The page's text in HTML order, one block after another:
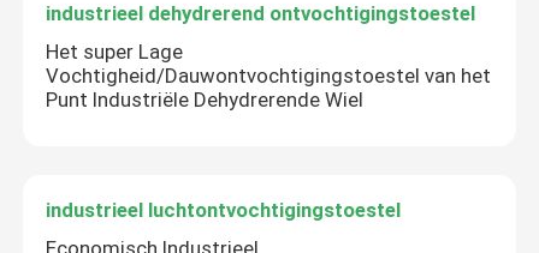
industrieel dehydrerend ontvochtigingstoestel
Het super Lage
Vochtigheid/Dauwontvochtigingstoestel van het
Punt Industriële Dehydrerende Wiel
industrieel luchtontvochtigingstoestel
Economisch Industrieel